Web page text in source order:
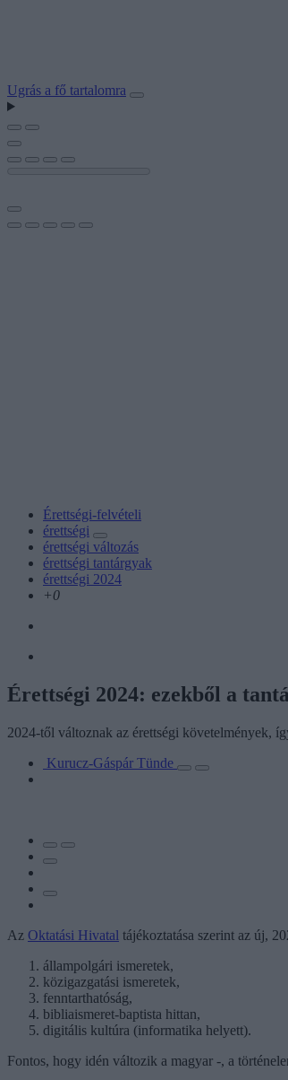
Ugrás a fő tartalomra
Érettségi-felvételi
érettségi
érettségi változás
érettségi tantárgyak
érettségi 2024
+0
Érettségi 2024: ezekből a
2024-től változnak az érettségi követelmények,
Kurucz-Gáspár Tünde
Az Oktatási Hivatal tájékoztatása szerint az új,
állampolgári ismeretek,
közigazgatási ismeretek,
fenntarthatóság,
bibliaismeret-baptista hittan,
digitális kultúra (informatika helyett).
Fontos, hogy idén változik a magyar -, a